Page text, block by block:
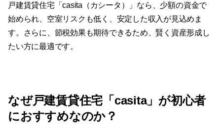
戸建賃貸住宅「casita（カシータ）」なら、少額の資金で
始められ、空室リスクも低く、安定した収入が見込めま
す。さらに、節税効果も期待できるため、賢く資産形成し
たい方に最適です。
なぜ戸建賃貸住宅「casita」が初心者
におすすめなのか？